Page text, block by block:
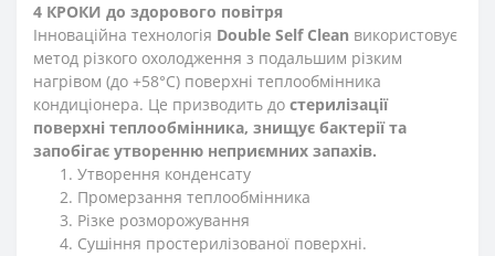
4 КРОКИ до здорового повітря
Інноваційна технологія Double Self Clean використовує
метод різкого охолодження з подальшим різким
нагрівом (до +58°С) поверхні теплообмінника
кондиціонера. Це призводить до стерилізації
поверхні теплообмінника, знищує бактерії та
запобігає утворенню неприємних запахів.
Утворення конденсату
Промерзання теплообмінника
Різке розморожування
Сушіння простерилізованої поверхні.